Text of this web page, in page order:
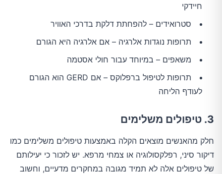
חיידקי
סטרואידים – להפחתת דלקת בדרכי האוויר
תרופות נוגדות אלרגיה – אם אלרגיה היא הגורם
משאפים – במיוחד עבור חולי אסטמה
תרופות לטיפול ברפלוקס – אם GERD הוא הגורם
לעודף הליחה
3. טיפולים משלימים
חלק מהאנשים מוצאים הקלה באמצעות טיפולים משלימים כמו
דיקור סיני, רפלקסולוגיה או צמחי מרפא. יש לזכור כי יעילותם
של טיפולים אלה לא תמיד מגובה במחקרים מדעיים, וחשוב